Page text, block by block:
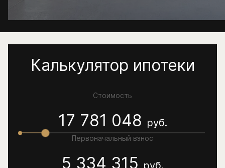
Калькулятор ипотеки
Стоимость
17 781 048 руб.
Первоначальный взнос
5 334 315 руб.